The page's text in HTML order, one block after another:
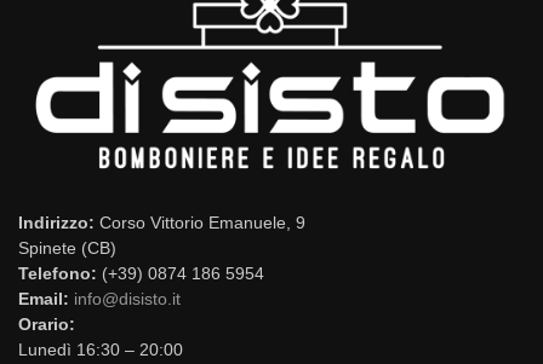
Indirizzo: Corso Vittorio Emanuele, 9
Spinete (CB)
Telefono: (+39) 0874 186 5954
Email: info@disisto.it
Orario:
Lunedì 16:30 – 20:00